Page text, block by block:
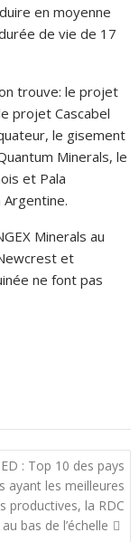
en moyenne
de vie de 17
trouve: le projet
projet Cascabel
le gisement
Minerals, le
et Pala
Minerals au
et
ne font pas
: Top 10 des pays
ayant les meilleures
productives, la RDC
au bas de l’échelle